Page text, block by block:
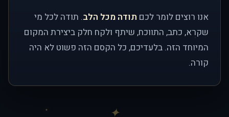
אנו רוצים לומר לכם תודה מכל הלב. תודה לכל מי
שקרא, כתב, התווכח, שיתף ולקח חלק ביצירת המקום
המיוחד הזה. בלעדיכם, כל הקסם הזה פשוט לא היה
קורה.